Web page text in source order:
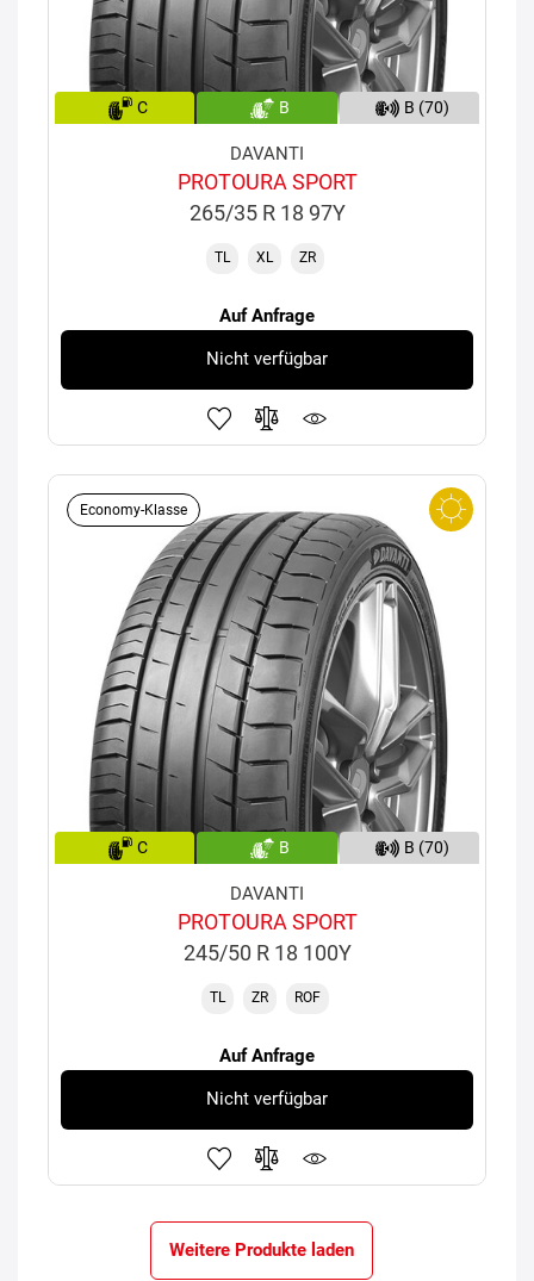
C B B (70)
DAVANTI
PROTOURA SPORT
265/35 R 18 97Y
TL XL ZR
Auf Anfrage
Nicht verfügbar
Economy-Klasse
C B B (70)
DAVANTI
PROTOURA SPORT
245/50 R 18 100Y
TL ZR ROF
Auf Anfrage
Nicht verfügbar
Weitere Produkte laden